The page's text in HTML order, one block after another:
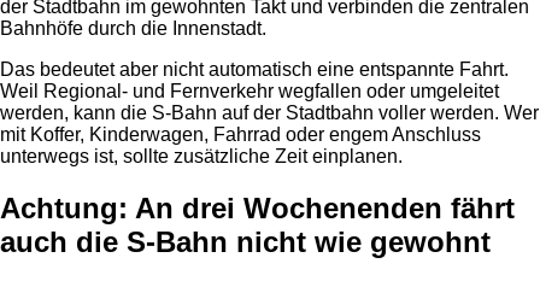
der Stadtbahn im gewohnten Takt und verbinden die zentralen
Bahnhöfe durch die Innenstadt.
Das bedeutet aber nicht automatisch eine entspannte Fahrt.
Weil Regional- und Fernverkehr wegfallen oder umgeleitet
werden, kann die S-Bahn auf der Stadtbahn voller werden. Wer
mit Koffer, Kinderwagen, Fahrrad oder engem Anschluss
unterwegs ist, sollte zusätzliche Zeit einplanen.
Achtung: An drei Wochenenden fährt
auch die S-Bahn nicht wie gewohnt